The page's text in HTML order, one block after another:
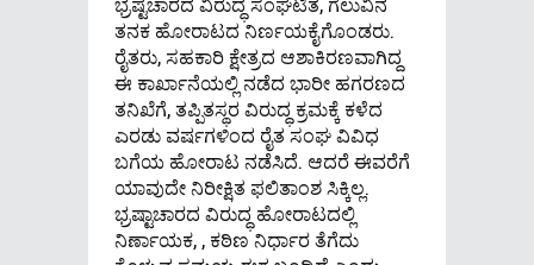
ತನಕ ಹೋರಾಟದ ನಿರ್ಣಯಕೈಗೊಂಡರು.
ರೈತರು, ಸಹಕಾರಿ ಕ್ಷೇತ್ರದ ಆಶಾಕಿರಣವಾಗಿದ್ದ
ಈ ಕಾರ್ಖಾನೆಯಲ್ಲಿ ನಡೆದ ಭಾರೀ ಹಗರಣದ
ತನಿಖೆಗೆ, ತಪ್ಪಿತಸ್ಥರ ವಿರುದ್ಧ ಕ್ರಮಕ್ಕೆ ಕಳೆದ
ಎರಡು ವರ್ಷಗಳಿಂದ ರೈತ ಸಂಘ ವಿವಿಧ
ಬಗೆಯ ಹೋರಾಟ ನಡೆಸಿದೆ. ಆದರೆ ಈವರೆಗೆ
ಯಾವುದೇ ನಿರೀಕ್ಷಿತ ಫಲಿತಾಂಶ ಸಿಕ್ಕಿಲ್ಲ.
ಭ್ರಷ್ಟಾಚಾರದ ವಿರುದ್ಧ ಹೋರಾಟದಲ್ಲಿ
ನಿರ್ಣಾಯಕ, , ಕಠಿಣ ನಿರ್ಧಾರ ತೆಗೆದು